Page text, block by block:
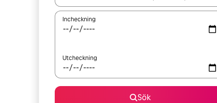
Incheckning
Utcheckning
Sök